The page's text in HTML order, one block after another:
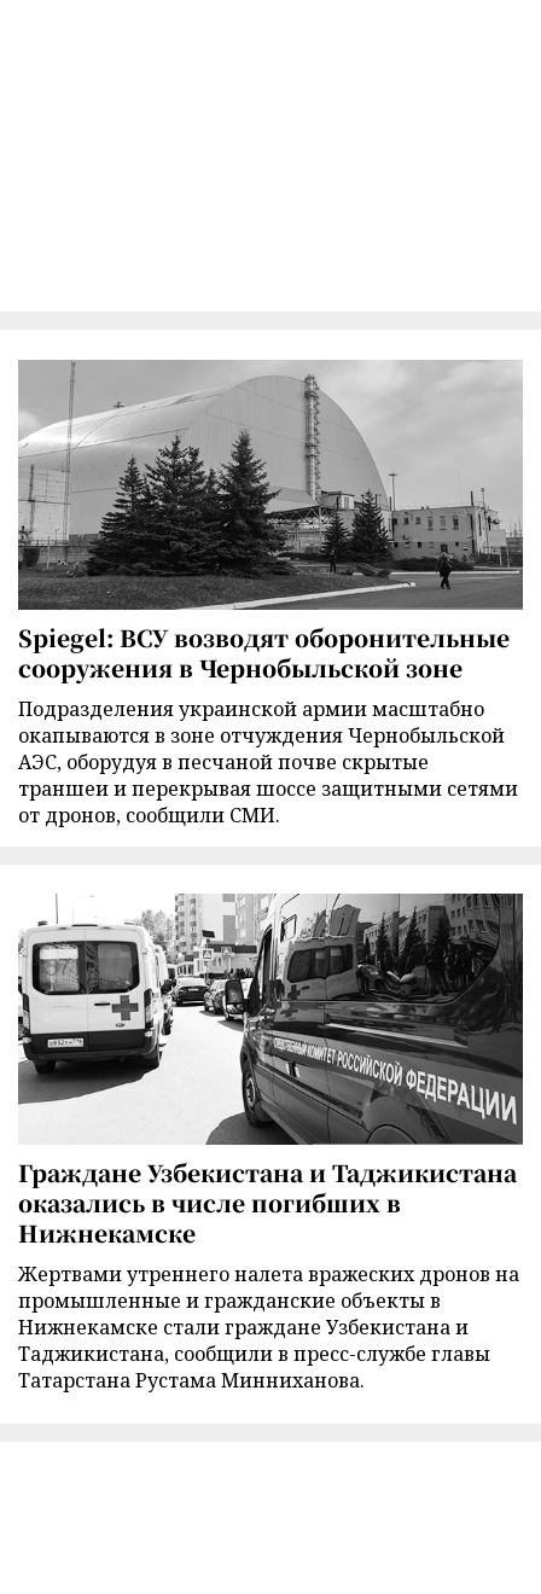
Spiegel: ВСУ возводят оборонительные
сооружения в Чернобыльской зоне
Подразделения украинской армии масштабно
окапываются в зоне отчуждения Чернобыльской
АЭС, оборудуя в песчаной почве скрытые
траншеи и перекрывая шоссе защитными сетями
от дронов, сообщили СМИ.
Граждане Узбекистана и Таджикистана
оказались в числе погибших в
Нижнекамске
Жертвами утреннего налета вражеских дронов на
промышленные и гражданские объекты в
Нижнекамске стали граждане Узбекистана и
Таджикистана, сообщили в пресс-службе главы
Татарстана Рустама Минниханова.